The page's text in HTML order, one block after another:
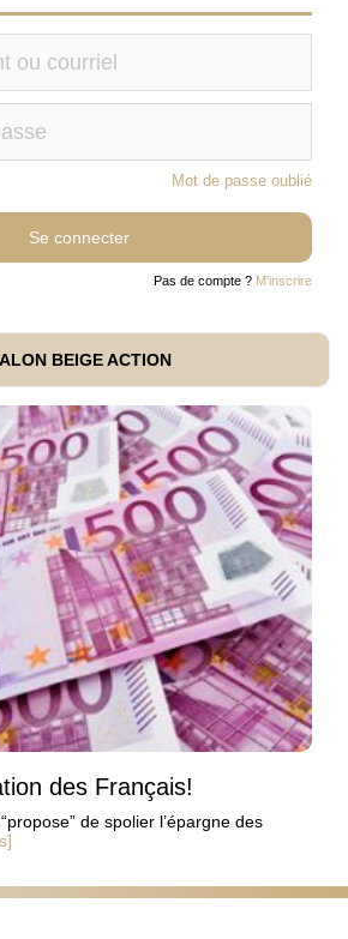
Mot de passe oublié
Pas de compte ? M'inscrire
BEIGE ACTION
des Français!
de spolier l’épargne des